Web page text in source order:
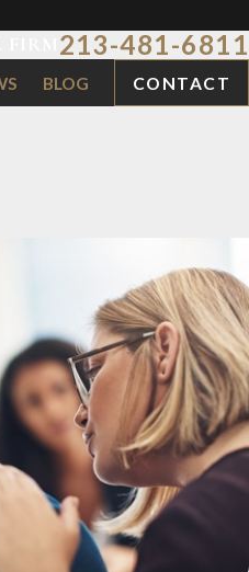
213-481-6811
BLOG CONTACT